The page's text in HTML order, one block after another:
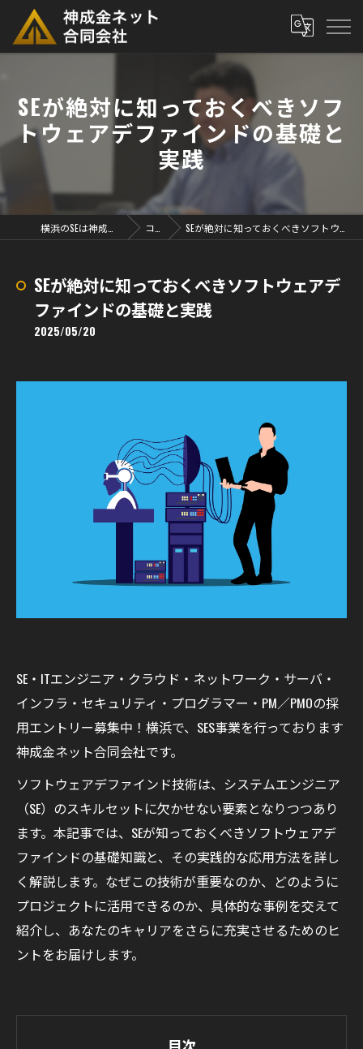
SEが絶対に知っておくべきソフ
トウェアデファインドの基礎と
実践
コラム SEが絶対に知っておくべきソフトウェアデファインドの基礎と実践
SEが絶対に知っておくべきソフトウェアデ
ファインドの基礎と実践
2025/05/20
SE・ITエンジニア・クラウド・ネットワーク・サーバ・
インフラ・セキュリティ・プログラマー・PM／PMOの採
用エントリー募集中！横浜で、SES事業を行っております
神成金ネット合同会社です。
ソフトウェアデファインド技術は、システムエンジニア
（SE）のスキルセットに欠かせない要素となりつつあり
ます。本記事では、SEが知っておくべきソフトウェアデ
ファインドの基礎知識と、その実践的な応用方法を詳し
く解説します。なぜこの技術が重要なのか、どのように
プロジェクトに活用できるのか、具体的な事例を交えて
紹介し、あなたのキャリアをさらに充実させるためのヒ
ントをお届けします。
目次